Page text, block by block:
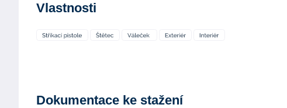
Vlastnosti
Dokumentace ke stažení